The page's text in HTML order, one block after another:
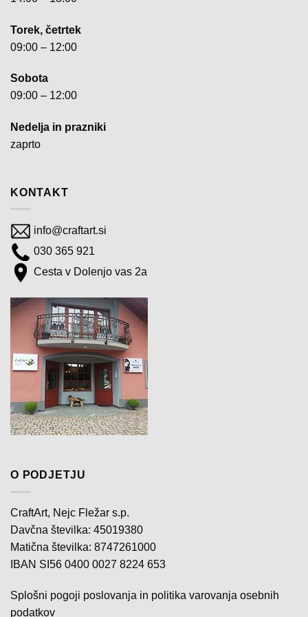
Torek, četrtek
09:00 – 12:00
Sobota
09:00 – 12:00
Nedelja in prazniki
zaprto
KONTAKT
info@craftart.si
030 365 921
Cesta v Dolenjo vas 2a
O PODJETJU
CraftArt, Nejc Fležar s.p.
Davčna številka: 45019380
Matična številka: 8747261000
IBAN SI56 0400 0027 8224 653
Splošni pogoji poslovanja in politika varovanja osebnih
podatkov